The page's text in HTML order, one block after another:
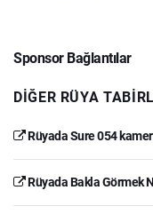
Sponsor Bağlantılar
DIĞER RÜYA
Rüyada Sure 054
Rüyada Bakla Görmek